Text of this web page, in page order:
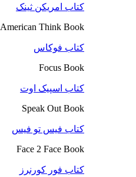
کتاب امریکن ثینک
American Think Book
کتاب فوکاس
Focus Book
کتاب اسپیک اوت
Speak Out Book
کتاب فیس تو فیس
Face 2 Face Book
کتاب فور کورنرز